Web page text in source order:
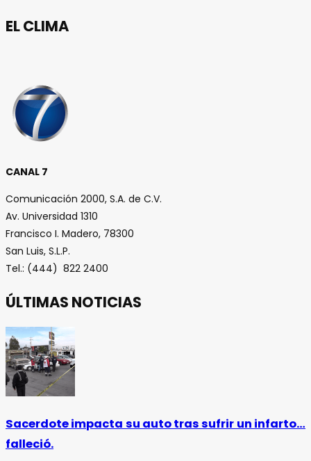
EL CLIMA
CANAL 7
Comunicación 2000, S.A. de C.V.
Av. Universidad 1310
Francisco I. Madero, 78300
San Luis, S.L.P.
Tel.: (444) 822 2400
ÚLTIMAS NOTICIAS
Sacerdote impacta su auto tras sufrir un infarto…
falleció.